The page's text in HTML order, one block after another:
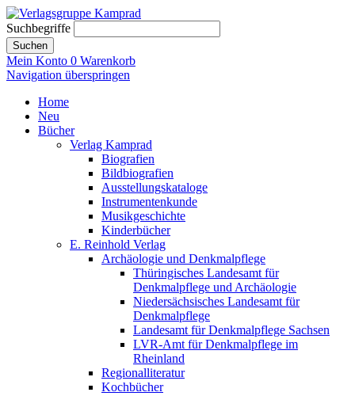
Suchbegriffe
Suchen
Mein Konto 0 Warenkorb
Navigation überspringen
Home
Neu
Bücher
Verlag Kamprad
Biografien
Bildbiografien
Ausstellungskataloge
Instrumentenkunde
Musikgeschichte
Kinderbücher
E. Reinhold Verlag
Archäologie und Denkmalpflege
Thüringisches Landesamt für
Denkmalpflege und Archäologie
Niedersächsisches Landesamt für
Denkmalpflege
Landesamt für Denkmalpflege Sachsen
LVR-Amt für Denkmalpflege im
Rheinland
Regionalliteratur
Kochbücher